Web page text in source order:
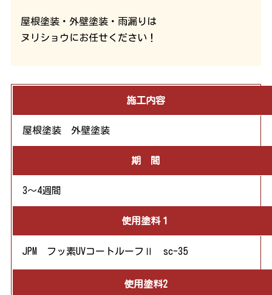
屋根塗装・外壁塗装・雨漏りは
ヌリショウにお任せください！
施工内容
屋根塗装 外壁塗装
期 間
3～4週間
使用塗料１
JPM フッ素UVコートルーフⅡ sc-35
使用塗料2